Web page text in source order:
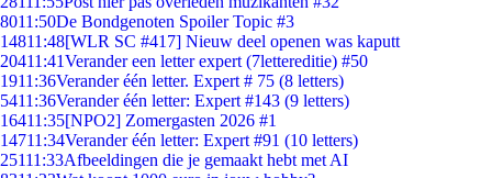
8011:50De Bondgenoten Spoiler Topic #3
14811:48[WLR SC #417] Nieuw deel openen was kaputt
20411:41Verander een letter expert (7lettereditie) #50
1911:36Verander één letter. Expert # 75 (8 letters)
5411:36Verander één letter: Expert #143 (9 letters)
16411:35[NPO2] Zomergasten 2026 #1
14711:34Verander één letter: Expert #91 (10 letters)
25111:33Afbeeldingen die je gemaakt hebt met AI